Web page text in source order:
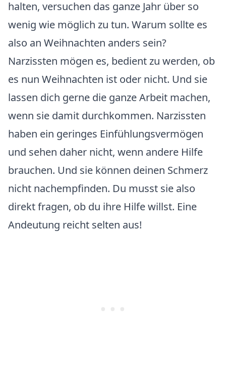
halten, versuchen das ganze Jahr über so
wenig wie möglich zu tun. Warum sollte es
also an Weihnachten anders sein?
Narzissten mögen es, bedient zu werden, ob
es nun Weihnachten ist oder nicht. Und sie
lassen dich gerne die ganze Arbeit machen,
wenn sie damit durchkommen. Narzissten
haben ein geringes Einfühlungsvermögen
und sehen daher nicht, wenn andere Hilfe
brauchen. Und sie können deinen Schmerz
nicht nachempfinden. Du musst sie also
direkt fragen, ob du ihre Hilfe willst. Eine
Andeutung reicht selten aus!